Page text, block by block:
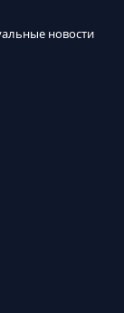
новости